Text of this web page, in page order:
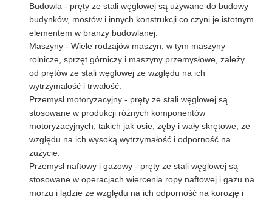
Budowla - pręty ze stali węglowej są używane do budowy
budynków, mostów i innych konstrukcji.co czyni je istotnym
elementem w branży budowlanej.
Maszyny - Wiele rodzajów maszyn, w tym maszyny
rolnicze, sprzęt górniczy i maszyny przemysłowe, zależy
od prętów ze stali węglowej ze względu na ich
wytrzymałość i trwałość.
Przemysł motoryzacyjny - pręty ze stali węglowej są
stosowane w produkcji różnych komponentów
motoryzacyjnych, takich jak osie, zęby i wały skrętowe, ze
względu na ich wysoką wytrzymałość i odporność na
zużycie.
Przemysł naftowy i gazowy - pręty ze stali węglowej są
stosowane w operacjach wiercenia ropy naftowej i gazu na
morzu i lądzie ze względu na ich odporność na korozję i